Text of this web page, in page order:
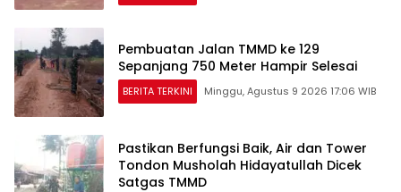
Pembuatan Jalan TMMD ke 129
Sepanjang 750 Meter Hampir Selesai
BERITA TERKINI Minggu, Agustus 9 2026 17:06 WIB
Pastikan Berfungsi Baik, Air dan Tower
Tondon Musholah Hidayatullah Dicek
Satgas TMMD